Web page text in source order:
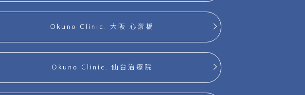
Okuno Clinic. 大阪 心斎橋
Okuno Clinic. 仙台治療院